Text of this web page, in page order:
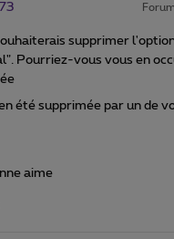
supprimer
Pourriez-vous vous en
été supprimée par un de
aime